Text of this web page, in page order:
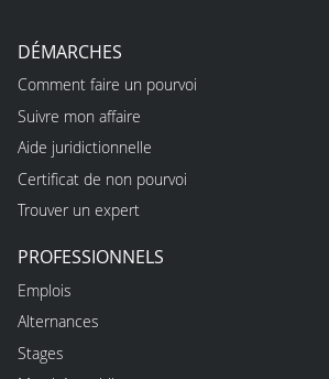
DÉMARCHES
Comment faire un pourvoi
Suivre mon affaire
Aide juridictionnelle
Certificat de non pourvoi
Trouver un expert
PROFESSIONNELS
Emplois
Alternances
Stages